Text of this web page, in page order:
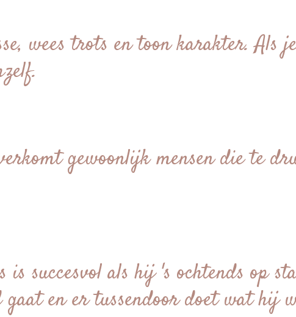
wees trots en toon karakter. Als
gewoonlijk mensen die te
is succesvol als hij 's ochtends op
en er tussendoor doet wat hij